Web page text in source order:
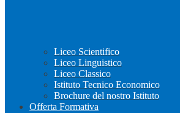
Liceo Scientifico
Liceo Linguistico
Liceo Classico
Istituto Tecnico Economico
Brochure del nostro Istituto
Offerta Formativa